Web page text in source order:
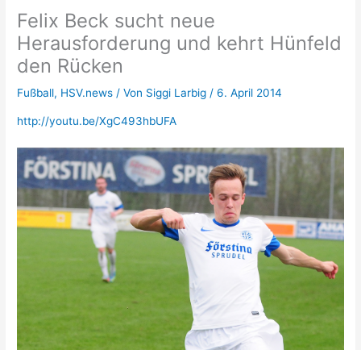
Felix Beck sucht neue
Herausforderung und kehrt Hünfeld
den Rücken
Fußball, HSV.news / Von Siggi Larbig /6. April 2014
http://youtu.be/XgC493hbUFA